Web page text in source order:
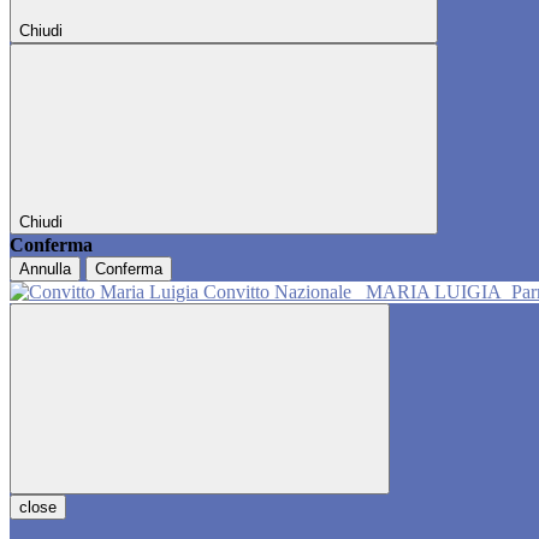
Chiudi
Chiudi
Conferma
Annulla Conferma
Convitto Nazionale MARIA LUIGIA
close